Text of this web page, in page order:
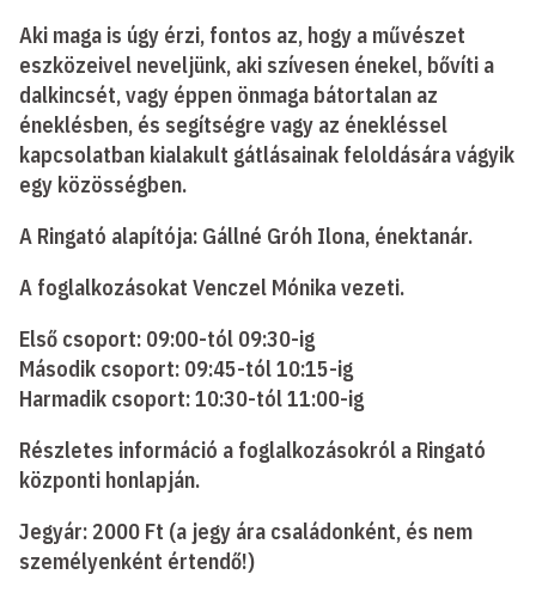
Aki maga is úgy érzi, fontos az, hogy a művészet
eszközeivel neveljünk, aki szívesen énekel, bővíti a
dalkincsét, vagy éppen önmaga bátortalan az
éneklésben, és segítségre vagy az énekléssel
kapcsolatban kialakult gátlásainak feloldására vágyik
egy közösségben.
A Ringató alapítója: Gállné Gróh Ilona, énektanár.
A foglalkozásokat Venczel Mónika vezeti.
Első csoport: 09:00-tól 09:30-ig
Második csoport: 09:45-tól 10:15-ig
Harmadik csoport: 10:30-tól 11:00-ig
Részletes információ a foglalkozásokról a Ringató
központi honlapján.
Jegyár: 2000 Ft (a jegy ára családonként, és nem
személyenként értendő!)